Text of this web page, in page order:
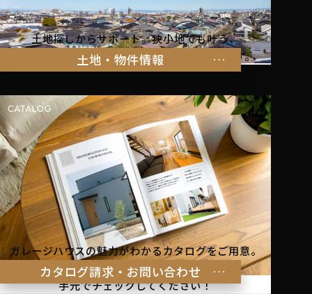
土地・物件情報
土地探しからサポート。狭小地でも叶う、
家族の暮らしにぴったりな物件をご紹介します。
カタログ請求・お問い合わせ
ガレージハウスの魅力がわかるカタログをご用意。
理想の暮らしのヒントを
手元でチェックしてください！